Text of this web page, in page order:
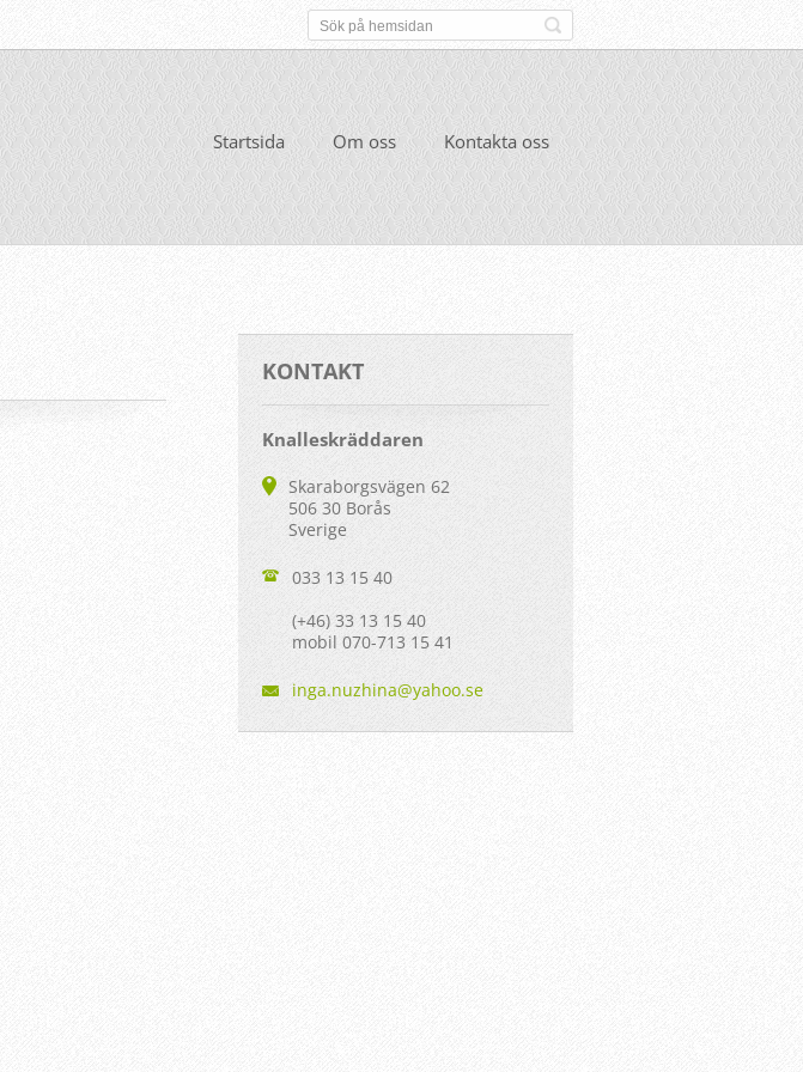
Startsida Om oss Kontakta oss
KONTAKT
Knalleskräddaren
Skaraborgsvägen 62
506 30 Borås
Sverige
033 13 15 40
(+46) 33 13 15 40
mobil 070-713 15 41
inga.nuzhina@yahoo.se